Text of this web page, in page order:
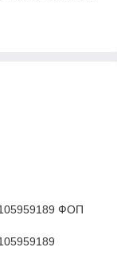
ФОП